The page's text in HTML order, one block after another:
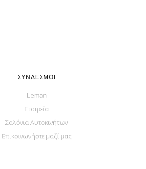
ΣΎΝΔΕΣΜΟΙ
Leman
Εταιρεία
Σαλόνια Αυτοκινήτων
Επικοινωνήστε μαζί μας